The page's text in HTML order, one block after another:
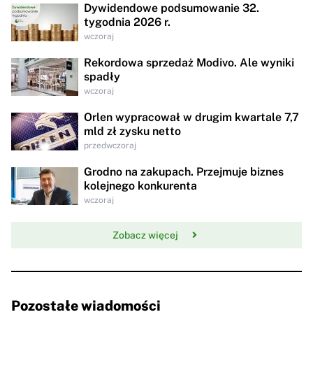
Dywidendowe podsumowanie 32.
tygodnia 2026 r.
wczoraj
Rekordowa sprzedaż Modivo. Ale wyniki
spadły
wczoraj
Orlen wypracował w drugim kwartale 7,7
mld zł zysku netto
przedwczoraj
Grodno na zakupach. Przejmuje biznes
kolejnego konkurenta
wczoraj
Zobacz więcej
Pozostałe wiadomości